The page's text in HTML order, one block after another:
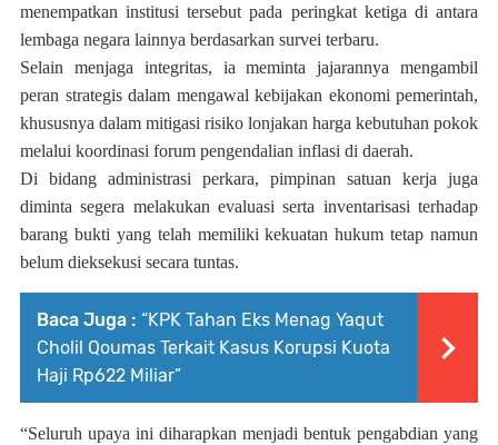
menempatkan institusi tersebut pada peringkat ketiga di antara
lembaga negara lainnya berdasarkan survei terbaru.
Selain menjaga integritas, ia meminta jajarannya mengambil
peran strategis dalam mengawal kebijakan ekonomi pemerintah,
khususnya dalam mitigasi risiko lonjakan harga kebutuhan pokok
melalui koordinasi forum pengendalian inflasi di daerah.
Di bidang administrasi perkara, pimpinan satuan kerja juga
diminta segera melakukan evaluasi serta inventarisasi terhadap
barang bukti yang telah memiliki kekuatan hukum tetap namun
belum dieksekusi secara tuntas.
Baca Juga : “KPK Tahan Eks Menag Yaqut
Cholil Qoumas Terkait Kasus Korupsi Kuota
Haji Rp622 Miliar”
“Seluruh upaya ini diharapkan menjadi bentuk pengabdian yang